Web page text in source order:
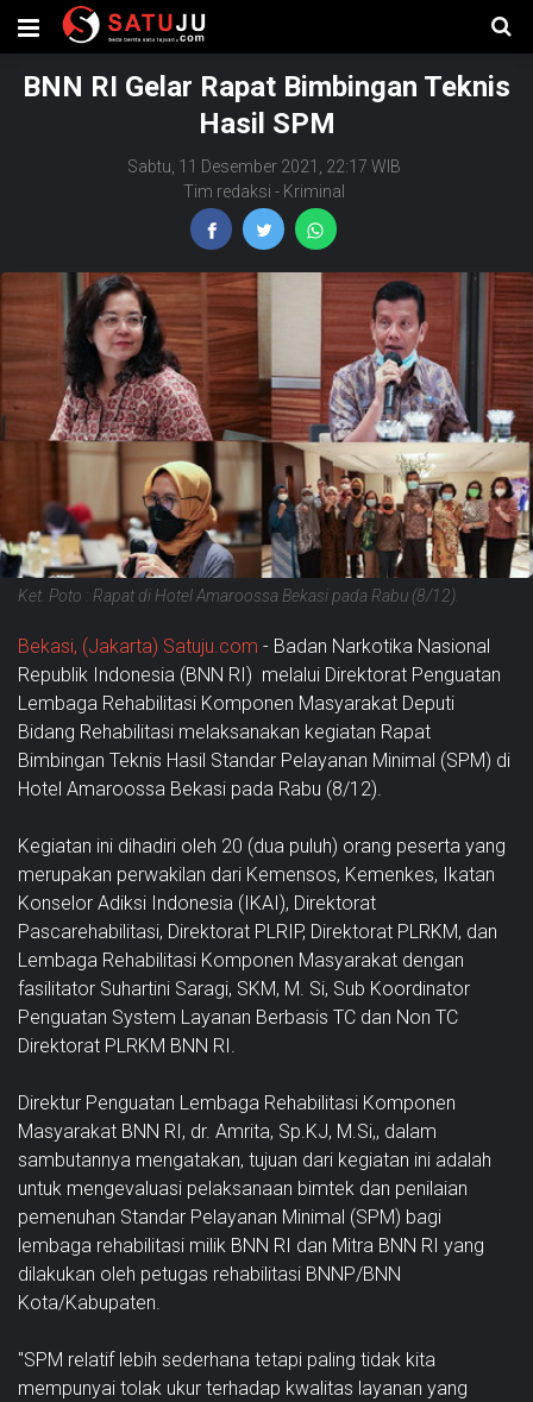
BNN RI Gelar Rapat Bimbingan Teknis
Hasil SPM
Sabtu, 11 Desember 2021, 22:17 WIB
Tim redaksi - Kriminal
Ket. Poto : Rapat di Hotel Amaroossa Bekasi pada Rabu (8/12).
Bekasi, (Jakarta) Satuju.com - Badan Narkotika Nasional
Republik Indonesia (BNN RI) melalui Direktorat Penguatan
Lembaga Rehabilitasi Komponen Masyarakat Deputi
Bidang Rehabilitasi melaksanakan kegiatan Rapat
Bimbingan Teknis Hasil Standar Pelayanan Minimal (SPM) di
Hotel Amaroossa Bekasi pada Rabu (8/12).
Kegiatan ini dihadiri oleh 20 (dua puluh) orang peserta yang
merupakan perwakilan dari Kemensos, Kemenkes, Ikatan
Konselor Adiksi Indonesia (IKAI), Direktorat
Pascarehabilitasi, Direktorat PLRIP, Direktorat PLRKM, dan
Lembaga Rehabilitasi Komponen Masyarakat dengan
fasilitator Suhartini Saragi, SKM, M. Si, Sub Koordinator
Penguatan System Layanan Berbasis TC dan Non TC
Direktorat PLRKM BNN RI.
Direktur Penguatan Lembaga Rehabilitasi Komponen
Masyarakat BNN RI, dr. Amrita, Sp.KJ, M.Si,, dalam
sambutannya mengatakan, tujuan dari kegiatan ini adalah
untuk mengevaluasi pelaksanaan bimtek dan penilaian
pemenuhan Standar Pelayanan Minimal (SPM) bagi
lembaga rehabilitasi milik BNN RI dan Mitra BNN RI yang
dilakukan oleh petugas rehabilitasi BNNP/BNN
Kota/Kabupaten.
"SPM relatif lebih sederhana tetapi paling tidak kita
mempunyai tolak ukur terhadap kwalitas layanan yang